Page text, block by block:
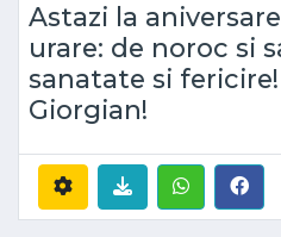
Astazi la
urare: de noroc si
sanatate si
Giorgian!